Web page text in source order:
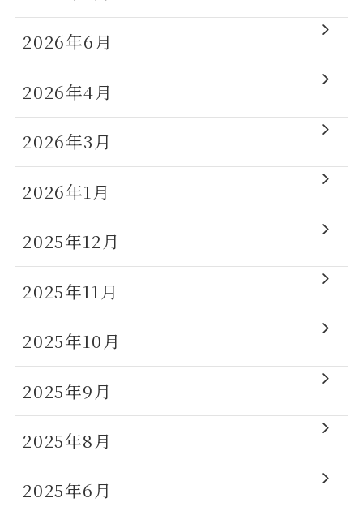
2026年6月
2026年4月
2026年3月
2026年1月
2025年12月
2025年11月
2025年10月
2025年9月
2025年8月
2025年6月